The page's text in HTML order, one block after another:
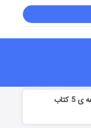
مجموعه ی 5 کتاب